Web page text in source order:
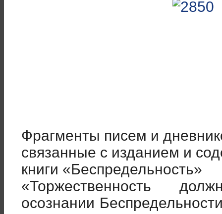
Фрагменты писем и
связанные с изданием и
книги «Беспредельность»
«Торжественность
осознании